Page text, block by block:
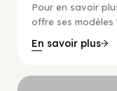
Pour en savoir
offre ses modèles
En savoir plus